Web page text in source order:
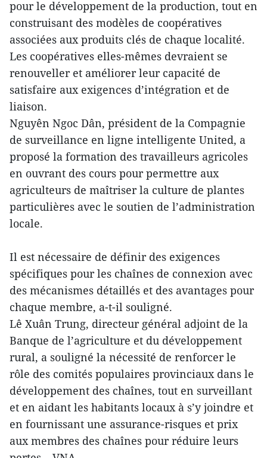
pour le développement de la production, tout en
construisant des modèles de coopératives
associées aux produits clés de chaque localité.
Les coopératives elles-mêmes devraient se
renouveller et améliorer leur capacité de
satisfaire aux exigences d’intégration et de
liaison.
Nguyên Ngoc Dân, président de la Compagnie
de surveillance en ligne intelligente United, a
proposé la formation des travailleurs agricoles
en ouvrant des cours pour permettre aux
agriculteurs de maîtriser la culture de plantes
particulières avec le soutien de l’administration
locale.
Il est nécessaire de définir des exigences
spécifiques pour les chaînes de connexion avec
des mécanismes détaillés et des avantages pour
chaque membre, a-t-il souligné.
Lê Xuân Trung, directeur général adjoint de la
Banque de l’agriculture et du développement
rural, a souligné la nécessité de renforcer le
rôle des comités populaires provinciaux dans le
développement des chaînes, tout en surveillant
et en aidant les habitants locaux à s’y joindre et
en fournissant une assurance-risques et prix
aux membres des chaînes pour réduire leurs